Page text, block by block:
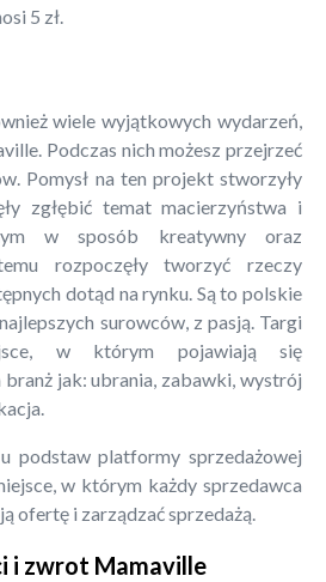
5 zł.
wiele wyjątkowych wydarzeń,
Podczas nich możesz przejrzeć
Pomysł na ten projekt stworzyły
zgłębić temat macierzyństwa i
w sposób kreatywny oraz
rozpoczęły tworzyć rzeczy
dotąd na rynku. Są to polskie
surowców, z pasją. Targi
w którym pojawiają się
jak: ubrania, zabawki, wystrój
podstaw platformy sprzedażowej
w którym każdy sprzedawca
ofertę i zarządzać sprzedażą.
i zwrot Mamaville